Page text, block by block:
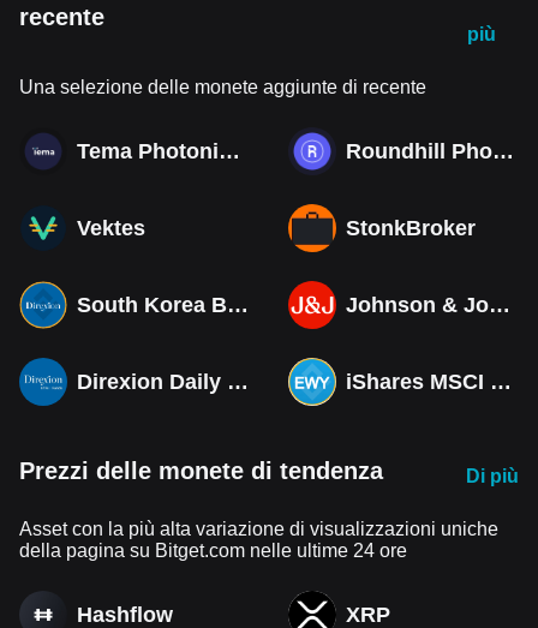
recente
più
Una selezione delle monete aggiunte di recente
Tema Photonics & Optical ETF Roundhill Photonics & Optics ETF
Vektes StonkBroker
South Korea Bull 3X ETF Tokenized bStocks Johnson & Johnson (Derivatives)
Direxion Daily MSCI South Korea Bull 3X ETF (Derivatives) iShares MSCI South Korea ETF Tokenized bStocks
Prezzi delle monete di tendenza Di più
Asset con la più alta variazione di visualizzazioni uniche
della pagina su Bitget.com nelle ultime 24 ore
Hashflow XRP